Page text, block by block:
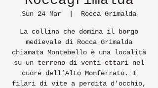
Sun 24 Mar Rocca Grimalda
La collina che domina il borgo
medievale di Rocca Grimalda
chiamata Montebello è una località
su un terreno di venti ettari nel
cuore dell’Alto Monferrato. I
filari di vite a perdita d’occhio,